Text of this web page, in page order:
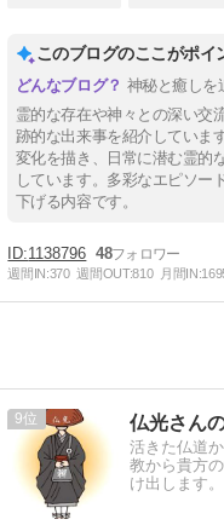
このブログのここがポイ
神秘と癒しを
霊的な存在や神々との深い交
跡的な出来事を紹介していま
変化を描き、日常に潜む霊的
しています。多彩なエピソー
下げる内容です。
1138796 48
週間IN:370 週間OUT:810 月間IN:
9 仏光さん
活きた仏道
教から貴方
け出します。